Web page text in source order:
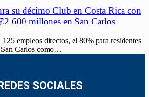
su décimo Club en Costa Rica con
millones en San Carlos
empleos directos, el 80% para residentes
San Carlos como…
SOCIALES